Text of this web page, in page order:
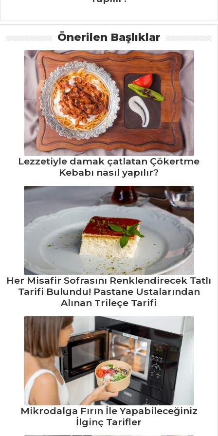
MAKARNA
Pilav Tarifi, Nasıl
Yapılır?
Limonlu Pilav
Tarifi, Nasıl Yapılır?
Peynirli
Maydanozlu
Makarna Tarifi,
Nasıl Yapılır?
Pilav ve Makarna
HAMUR İŞLERI
Portakallı Tart
Tarifi, Nasıl Yapılır?
Patatesli ve
Soğanlı Sigara
Böreği Tarifi, Nasıl
Yapılır?
Süt Böreği Tarifi,
Nasıl Yapılır?
Hamur İşleri Tüm
Tarifleri
ÇORBALAR
Közlenmiş
Kırmızı Biberli
Önerilen Başlıklar
Lezzetiyle damak çatlatan Çökertme
Kebabı nasıl yapılır?
Her Misafir Sofrasını Renklendirecek Tatlı
Tarifi Bulundu! Pastane Ustalarından
Alınan Trileçe Tarifi
Mikrodalga Fırın İle Yapabileceğiniz
İlginç Tarifler